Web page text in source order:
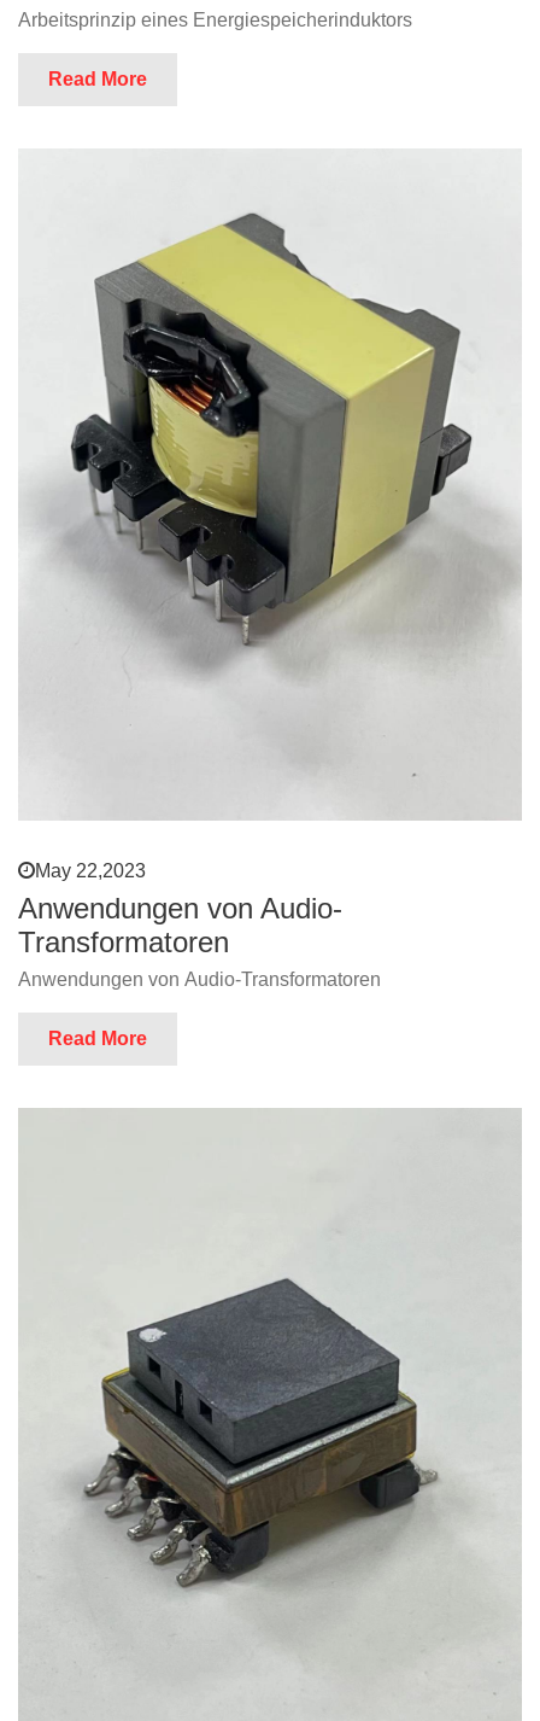
Arbeitsprinzip eines Energiespeicherinduktors
Read More
May 22,2023
Anwendungen von Audio-
Transformatoren
Anwendungen von Audio-Transformatoren
Read More